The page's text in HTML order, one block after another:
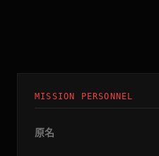
MISSION PERSONNEL
原名